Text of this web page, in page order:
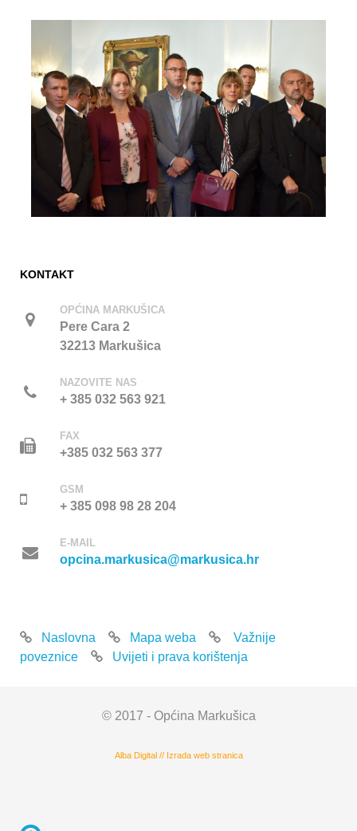
KONTAKT
OPĆINA MARKUŠICA
Pere Cara 2
32213 Markušica
NAZOVITE NAS
+ 385 032 563 921
FAX
+385 032 563 377
GSM
+ 385 098 98 28 204
E-MAIL
opcina.markusica@markusica.hr
Naslovna Mapa weba
Važnije
poveznice
Uvijeti i prava korištenja
© 2017 - Općina Markušica
Alba Digital // Izrada web stranica